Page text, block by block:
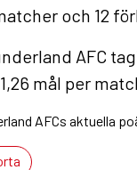
och 12
AFC
mål per
AFCs aktuella